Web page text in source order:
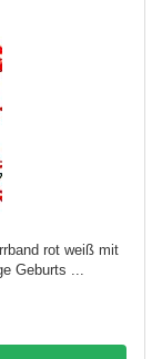
rot weiß mit
Geburts ...